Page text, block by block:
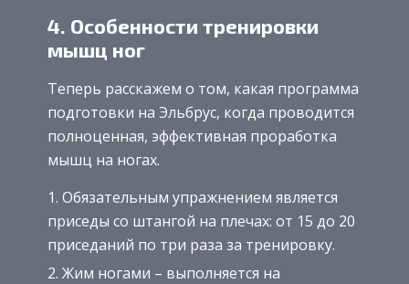
4. Особенности тренировки
мышц ног
Теперь расскажем о том, какая программа
подготовки на Эльбрус, когда проводится
полноценная, эффективная проработка
мышц на ногах.
Обязательным упражнением является
приседы со штангой на плечах: от 15 до 20
приседаний по три раза за тренировку.
Жим ногами – выполняется на